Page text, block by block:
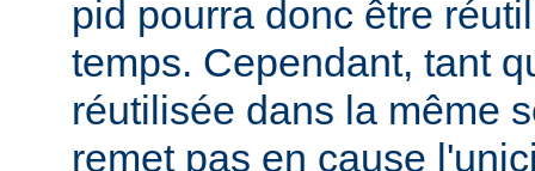
pid pourra donc être
temps. Cependant, tant
réutilisée dans la même
remet pas en cause